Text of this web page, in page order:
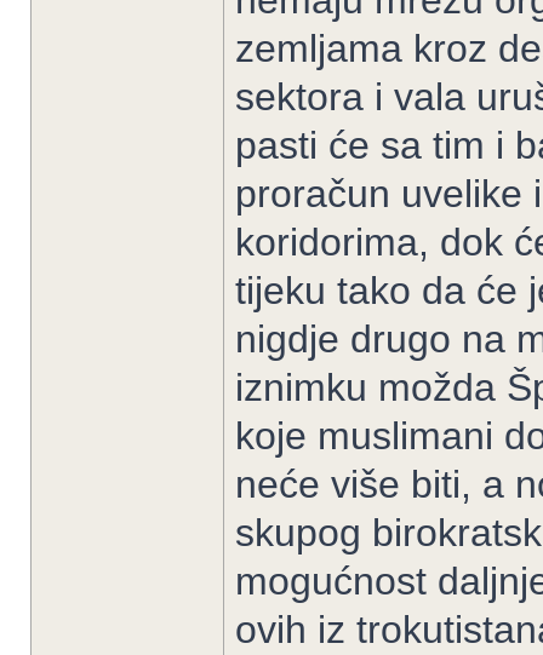
zemljama kroz
sektora i vala
pasti će sa tim i
proračun uvelike
koridorima, dok
tijeku tako da će
nigdje drugo na
iznimku možda
koje muslimani
neće više biti, a
skupog
mogućnost
ovih iz